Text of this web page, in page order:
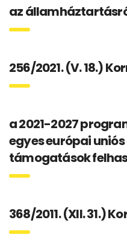
az
256/2021. (V. 18.)
a 2021-2027
egyes európai
támogatások
368/2011. (XII. 31.)